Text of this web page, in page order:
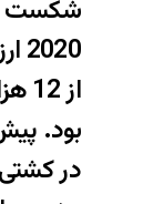
شکست
از
بود.
در